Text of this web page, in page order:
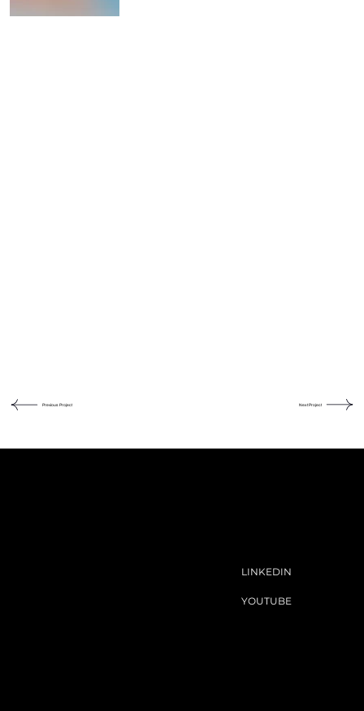
Previous Project Next Project
LINKEDIN
YOUTUBE